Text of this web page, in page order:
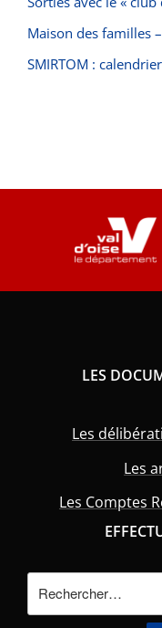
Maison des familles
SMIRTOM : calendrier
LES
Les
Les
Les Comptes